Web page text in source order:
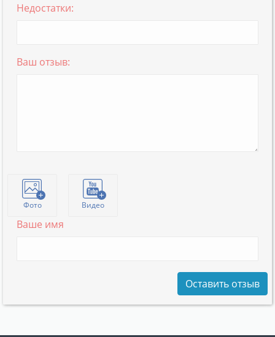
Недостатки:
Ваш отзыв:
Фото Видео
Ваше имя
Оставить отзыв